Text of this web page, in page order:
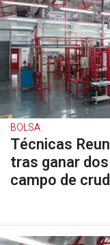
BOLSA
Técnicas
tras ganar
campo de